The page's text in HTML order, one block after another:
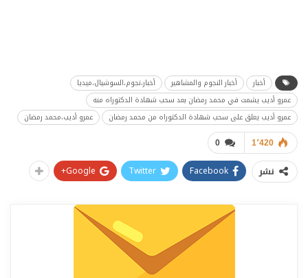
أخبار أخبار النجوم والمشاهير
أخبار،نجوم،السوشيال،ميديا
عمرو أديب يشمت في محمد رمضان بعد سحب شهادة الدكتوراه منه
عمرو أديب يعلق على سحب شهادة الدكتوراه من محمد رمضان
عمرو أديب،محمد رمضان
0 1٬420
نشر Facebook
Twitter
Google+